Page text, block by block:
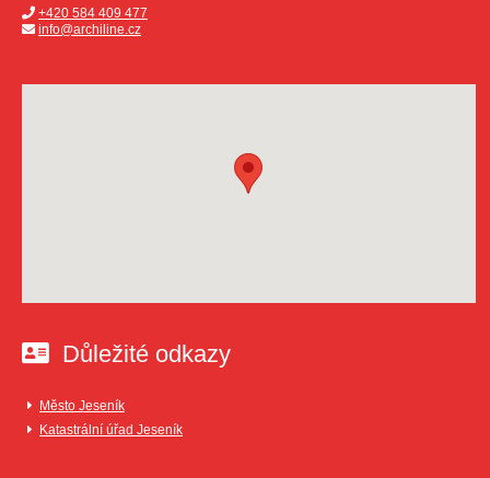
+420 584 409 477
info@archiline.cz
Důležité odkazy
Město Jeseník
Katastrální úřad Jeseník